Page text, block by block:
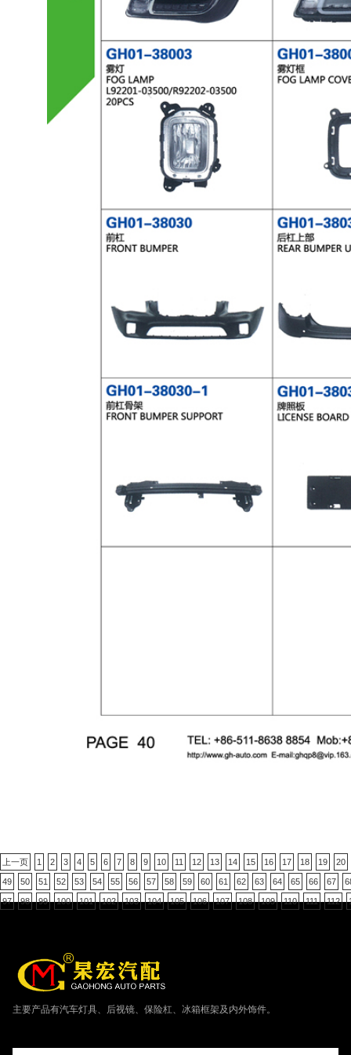
上一页 1 2 3 4 5 6 7 8 9 10 11 12 13 14 15 16 17 18 19 20
49 50 51 52 53 54 55 56 57 58 59 60 61 62 63 64 65 66 67
97 98 99 100 101 102 103 104 105 106 107 108 109 110 111 112
主要产品有汽车灯具、后视镜、保险杠、冰箱框架及内外饰件。